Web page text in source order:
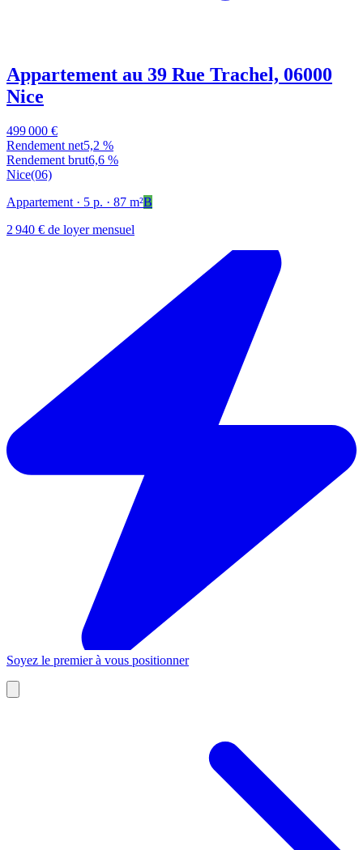
Appartement au 39 Rue Trachel, 06000
Nice
499 000 €
Rendement net5,2 %
Rendement brut6,6 %
Nice(06)
Appartement · 5 p. · 87 m²B
2 940 € de loyer mensuel
Soyez le premier à vous positionner